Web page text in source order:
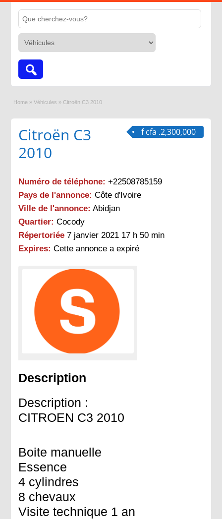
Home » Véhicules » Citroën C3 2010
f cfa .2,300,000
Citroën C3
2010
Numéro de téléphone: +22508785159
Pays de l'annonce: Côte d'Ivoire
Ville de l'annonce: Abidjan
Quartier: Cocody
Répertoriée 7 janvier 2021 17 h 50 min
Expires: Cette annonce a expiré
Description
Description :
CITROEN C3 2010
Boite manuelle
Essence
4 cylindres
8 chevaux
Visite technique 1 an